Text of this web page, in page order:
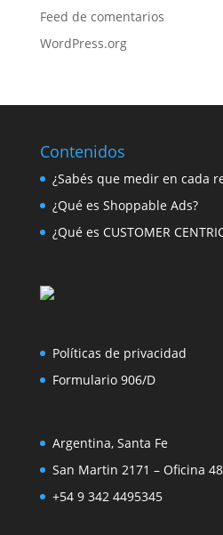
Feed de comentarios
WordPress.org
Contenidos
¿Sabés que medir en cada
¿Qué es Shoppable Ads?
¿Qué es CUSTOMER
Políticas de privacidad
Formulario 906/D
Argentina, Santa Fe
San Martin 2171 – Oficina 48
+54 9 342 4495345